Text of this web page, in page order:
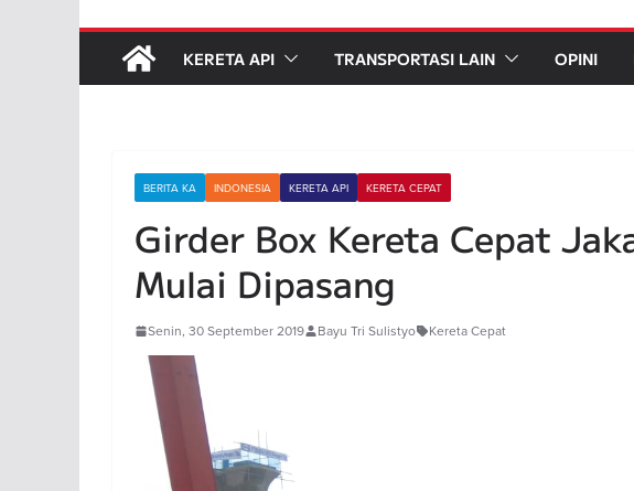
KERETA API TRANSPORTASI LAIN OPINI
BERITA KA INDONESIA KERETA API KERETA CEPAT
Girder Box Kereta Cepat
Mulai Dipasang
Senin, 30 September 2019 Bayu Tri Sulistyo Kereta Cepat